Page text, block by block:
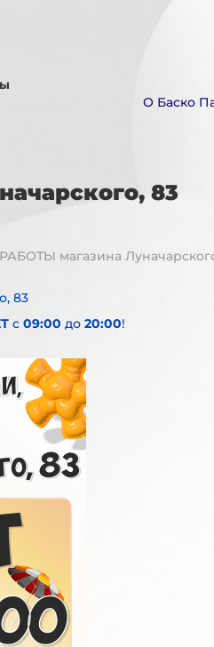
О Баско
83
магазина
83
с 09:00 до 20:00!